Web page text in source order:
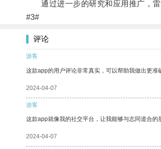
通过进一步的研究和应用推广，雷
#3#
评论
游客
这款app的用户评论非常真实，可以帮助我做出更准
2024-04-07
游客
这款app就像我的社交平台，让我能够与志同道合的
2024-04-07